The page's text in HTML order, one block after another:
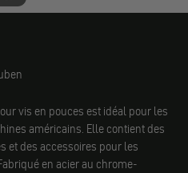
Aller à l'élément 1
Aller à l'élément 2
vis en pouces est idéal pour les
américains. Elle contient des
et des accessoires pour les
en acier au chrome-